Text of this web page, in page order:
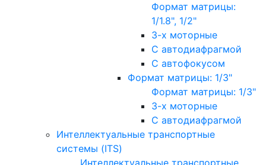
Формат матрицы:
1/1.8", 1/2"
3-х моторные
С автодиафрагмой
С автофокусом
Формат матрицы: 1/3"
Формат матрицы: 1/3"
3-х моторные
С автодиафрагмой
Интеллектуальные транспортные
системы (ITS)
Интеллектуальные транспортные